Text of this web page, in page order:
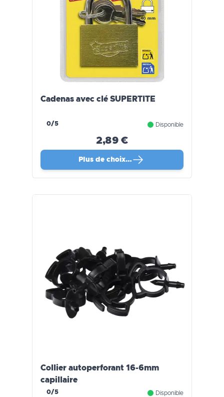
Cadenas avec clé SUPERTITE
0/5 Disponible
2,89 €
Plus de choix…
Collier autoperforant 16-6mm
capillaire
0/5 Disponible